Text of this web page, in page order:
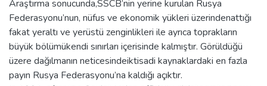
Araştırma sonucunda,SSCB’nin yerine kurulan Rusya
Federasyonu’nun, nüfus ve ekonomik yükleri üzerindenattığı
fakat yeraltı ve yerüstü zenginlikleri ile ayrıca toprakların
büyük bölümükendi sınırları içerisinde kalmıştır. Görüldüğü
üzere dağılmanın neticesindeiktisadi kaynaklardaki en fazla
payın Rusya Federasyonu’na kaldığı açıktır.